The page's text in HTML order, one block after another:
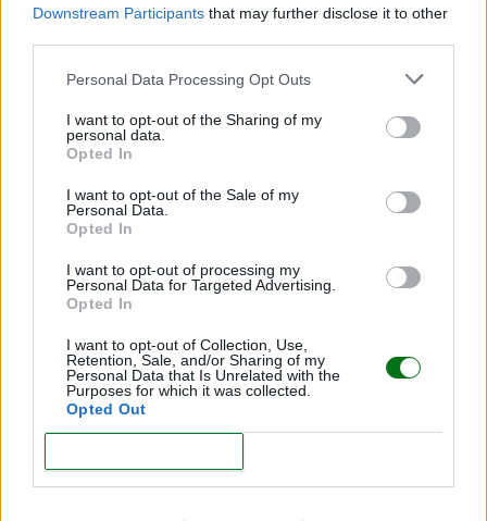
Downstream Participants that may further disclose it to other
Personal Data Processing Opt Outs
I want to opt-out of the Sharing of my
personal data.
Opted In
I want to opt-out of the Sale of my
Personal Data.
Opted In
I want to opt-out of processing my
Personal Data for Targeted Advertising.
Opted In
I want to opt-out of Collection, Use,
Retention, Sale, and/or Sharing of my
Personal Data that Is Unrelated with the
Purposes for which it was collected.
Opted Out
Causas del retraso del parto
LEER